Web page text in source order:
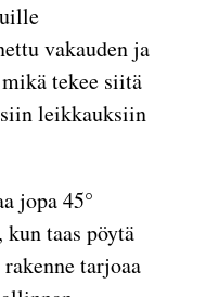
vakauden ja
tekee siitä
leikkauksiin
jopa 45°
taas pöytä
tarjoaa